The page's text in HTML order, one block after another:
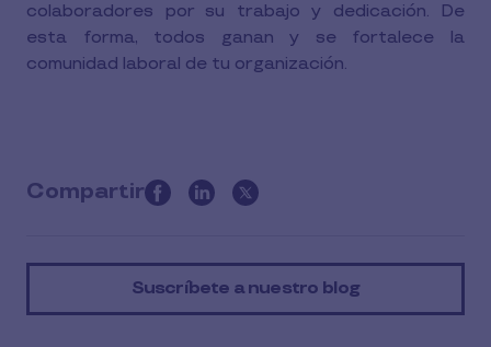
colaboradores por su trabajo y dedicación. De
esta forma, todos ganan y se fortalece la
comunidad laboral de tu organización.
Compartir
this
on
Suscríbete a nuestro blog